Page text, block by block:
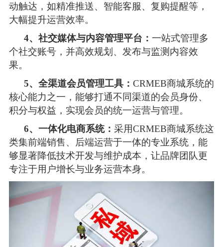
动触达，如精准推送、智能客服、复购提醒等，
大幅提升运营效率。
4、社交媒体与内容管理平台： 一站式管理多
个社交账号，并高效规划、发布与监测内容效
果。
5、全渠道会员管理工具： CRMEB商城系统的
核心能力之一，能够打通不同渠道的会员身份、
积分与权益，实现会员的统一运营与管理。
6、一体化电商系统： 采用CRMEB商城系统这
类集前端销售、后端运营于一体的专业系统，能
够显著降低技术开发与维护成本，让品牌团队更
专注于用户增长与业务运营本身。